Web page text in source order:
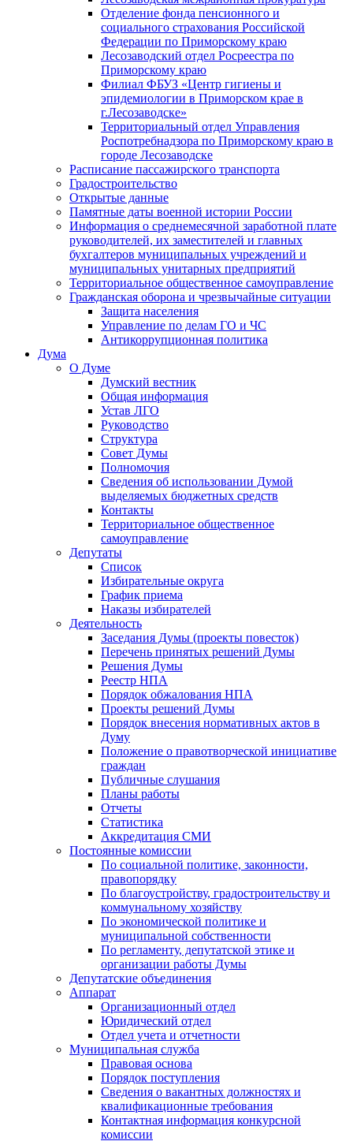
Отделение фонда пенсионного и
социального страхования Российской
Федерации по Приморскому краю
Лесозаводский отдел Росреестра по
Приморскому краю
Филиал ФБУЗ «Центр гигиены и
эпидемиологии в Приморском крае в
г.Лесозаводске»
Территориальный отдел Управления
Роспотребнадзора по Приморскому краю в
городе Лесозаводске
Расписание пассажирского транспорта
Градостроительство
Открытые данные
Памятные даты военной истории России
Информация о среднемесячной заработной плате
руководителей, их заместителей и главных
бухгалтеров муниципальных учреждений и
муниципальных унитарных предприятий
Территориальное общественное самоуправление
Гражданская оборона и чрезвычайные ситуации
Защита населения
Управление по делам ГО и ЧС
Антикоррупционная политика
Дума
О Думе
Думский вестник
Общая информация
Устав ЛГО
Руководство
Структура
Совет Думы
Полномочия
Сведения об использовании Думой
выделяемых бюджетных средств
Контакты
Территориальное общественное
самоуправление
Депутаты
Список
Избирательные округа
График приема
Наказы избирателей
Деятельность
Заседания Думы (проекты повесток)
Перечень принятых решений Думы
Решения Думы
Реестр НПА
Порядок обжалования НПА
Проекты решений Думы
Порядок внесения нормативных актов в
Думу
Положение о правотворческой инициативе
граждан
Публичные слушания
Планы работы
Отчеты
Статистика
Аккредитация СМИ
Постоянные комиссии
По социальной политике, законности,
правопорядку
По благоустройству, градостроительству и
коммунальному хозяйству
По экономической политике и
муниципальной собственности
По регламенту, депутатской этике и
организации работы Думы
Депутатские объединения
Аппарат
Организационный отдел
Юридический отдел
Отдел учета и отчетности
Муниципальная служба
Правовая основа
Порядок поступления
Сведения о вакантных должностях и
квалификационные требования
Контактная информация конкурсной
комиссии